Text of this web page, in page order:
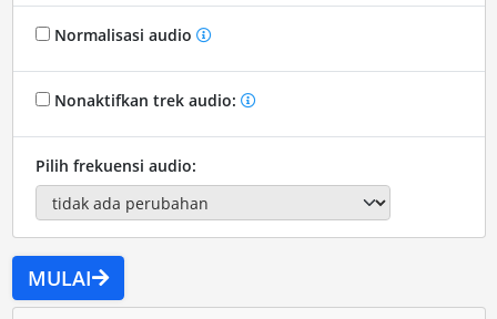
Normalisasi audio
Nonaktifkan trek audio:
Pilih frekuensi audio:
MULAI